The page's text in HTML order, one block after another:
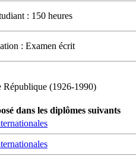
: 150 heures
: Examen écrit
République (1926-1990)
dans les diplômes suivants